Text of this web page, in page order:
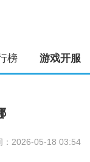
榜 游戏开服
：2026-05-18 03:54